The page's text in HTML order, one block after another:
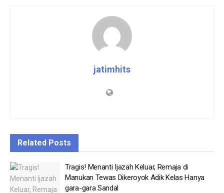
jatimhits
Related Posts
Tragis! Menanti Ijazah Keluar, Remaja di
Manukan Tewas Dikeroyok Adik Kelas Hanya
gara-gara Sandal